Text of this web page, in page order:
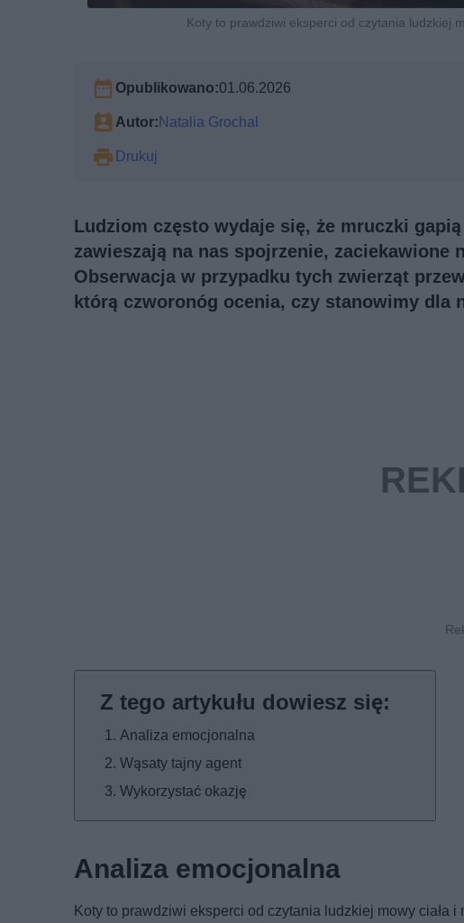
Koty to prawdziwi eksperci od czytania ludzkiej
Opublikowano:01.06.2026
Autor:Natalia Grochal
Drukuj
Ludziom często wydaje się, że mruczki
zawieszają na nas spojrzenie, zaciekawione
Obserwacja w przypadku tych zwierząt
którą czworonóg ocenia, czy stanowimy dla
Analiza emocjonalna
Wąsaty tajny agent
Wykorzystać okazję
Analiza emocjonalna
Koty to prawdziwi eksperci od czytania ludzkiej mowy ciała